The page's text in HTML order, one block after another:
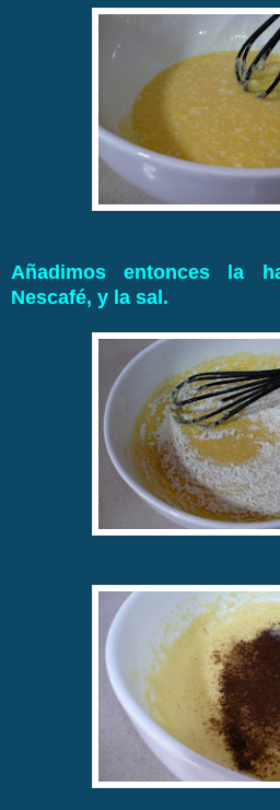
Añadimos entonces la
Nescafé, y la sal.